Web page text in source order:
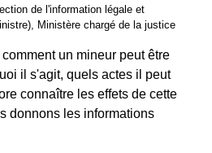
de l'information légale et
Ministère chargé de la justice
un mineur peut être
il s'agit, quels actes il peut
connaître les effets de cette
donnons les informations